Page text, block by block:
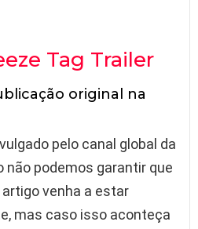
Tag Trailer
original na
pelo canal global da
não podemos garantir que
venha a estar
mas caso isso aconteça